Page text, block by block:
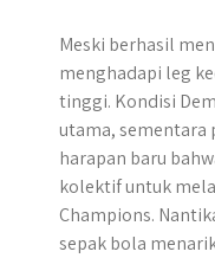
Meski berhasil
menghadapi leg
tinggi. Kondisi
utama, sementara
harapan baru
kolektif untuk
Champions.
sepak bola